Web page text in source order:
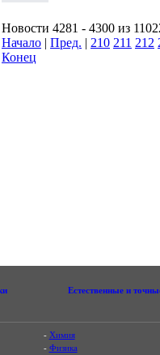
Новости 4281 - 4300 из
Начало | Пред. | 210 211 212
Конец
Естественные и
- Химия
- Физика